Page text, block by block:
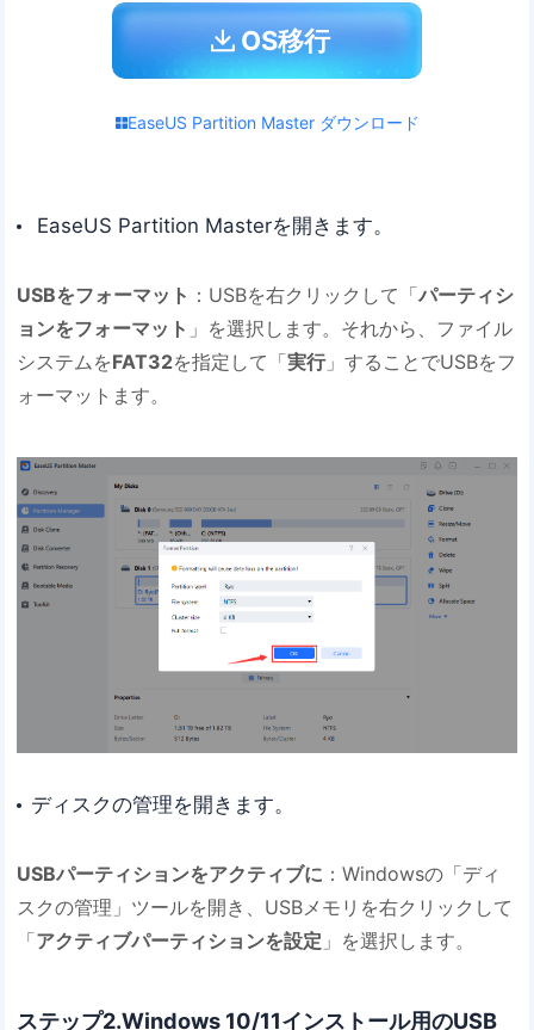
OS移行
EaseUS Partition Master ダウンロード
EaseUS Partition Masterを開きます。
USBをフォーマット ：USBを右クリックして「パーティシ
ョンをフォーマット 」を選択します。それから、ファイル
システムをFAT32を指定して「実行」することでUSBをフ
ォーマットます。
ディスクの管理を開きます。
USBパーティションをアクティブに ：Windowsの「ディ
スクの管理」ツールを開き、USBメモリを右クリックして
「アクティブパーティションを設定 」を選択します。
ステップ2.Windows 10/11インストール用のUSB